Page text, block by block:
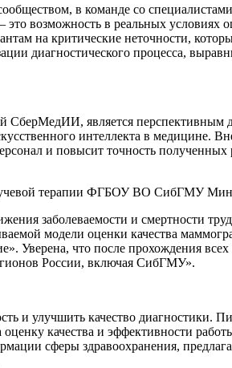
в команде со
возможность в реальных условиях
на критические неточности,
диагностического процесса,
является перспективным
интеллекта в медицине.
и повысит точность полученных
терапии ФГБОУ ВО СибГМУ
заболеваемости и смертности
модели оценки качества
Уверена, что после прохождения
России, включая СибГМУ».
и улучшить качество диагностики.
качества и эффективности
сферы здравоохранения,